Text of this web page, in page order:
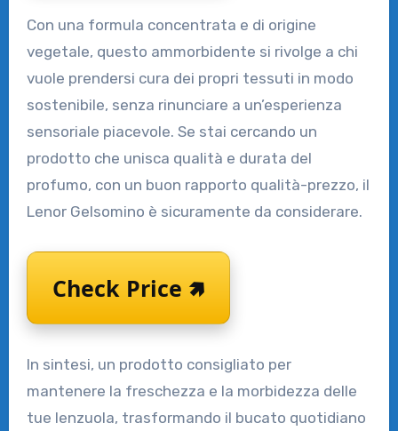
Con una formula concentrata e di origine
vegetale, questo ammorbidente si rivolge a chi
vuole prendersi cura dei propri tessuti in modo
sostenibile, senza rinunciare a un’esperienza
sensoriale piacevole. Se stai cercando un
prodotto che unisca qualità e durata del
profumo, con un buon rapporto qualità-prezzo, il
Lenor Gelsomino è sicuramente da considerare.
Check Price 🢅
In sintesi, un prodotto consigliato per
mantenere la freschezza e la morbidezza delle
tue lenzuola, trasformando il bucato quotidiano